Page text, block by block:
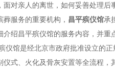
面对亲人的离世，如何妥善处理
葬服务的重要机构， 昌平殡仪馆承
介绍昌平殡仪馆的服务内容，并重
仪馆是经北京市政府批准设立的
仪式、火化及骨灰安置等全流程